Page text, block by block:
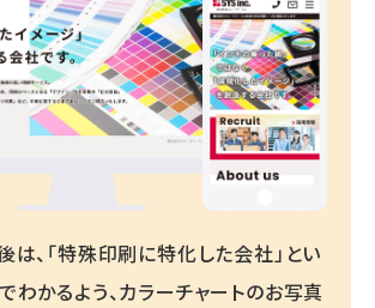
は、「特殊印刷に特化した会社」とい
わかるよう、カラーチャートのお写真